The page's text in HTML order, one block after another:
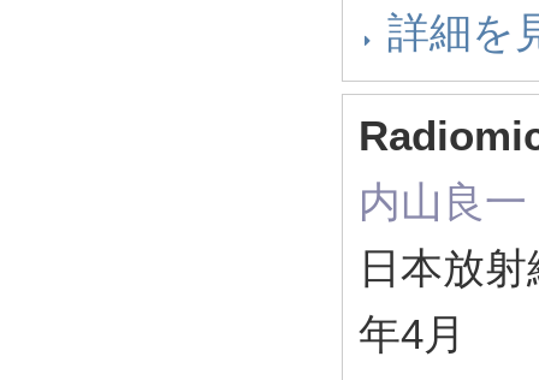
詳細を
内山良一
日本放
年4月